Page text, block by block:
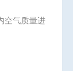
空气质量进